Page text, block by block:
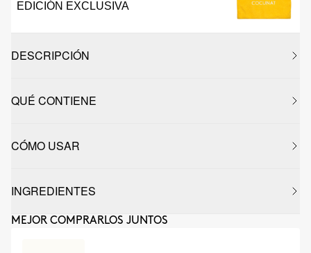
EDICIÓN EXCLUSIVA
DESCRIPCIÓN
QUÉ CONTIENE
CÓMO USAR
INGREDIENTES
MEJOR COMPRARLOS JUNTOS